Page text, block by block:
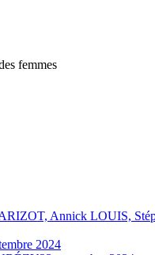
femmes
Annick LOUIS,
2024